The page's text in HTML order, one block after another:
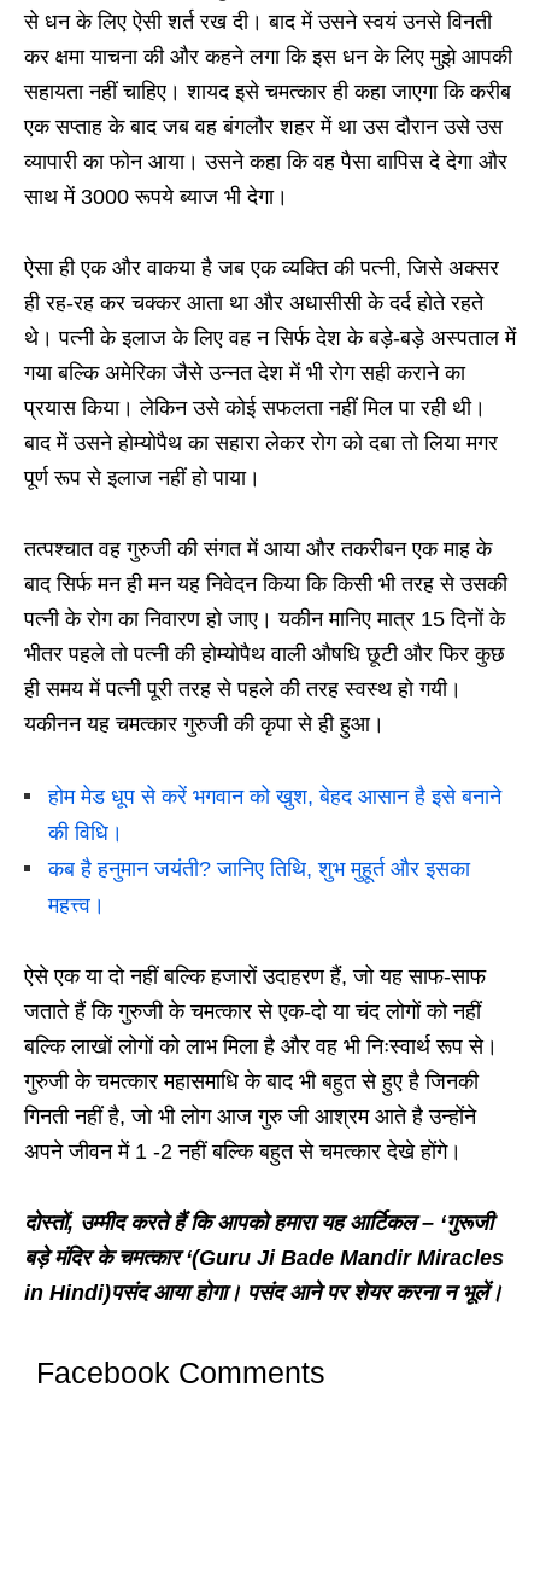
से धन के लिए ऐसी शर्त रख दी। बाद में उसने स्वयं उनसे विनती
कर क्षमा याचना की और कहने लगा कि इस धन के लिए मुझे आपकी
सहायता नहीं चाहिए। शायद इसे चमत्कार ही कहा जाएगा कि करीब
एक सप्ताह के बाद जब वह बंगलौर शहर में था उस दौरान उसे उस
व्यापारी का फोन आया। उसने कहा कि वह पैसा वापिस दे देगा और
साथ में 3000 रूपये ब्याज भी देगा।
ऐसा ही एक और वाकया है जब एक व्यक्ति की पत्नी, जिसे अक्सर
ही रह-रह कर चक्कर आता था और अधासीसी के दर्द होते रहते
थे। पत्नी के इलाज के लिए वह न सिर्फ देश के बड़े-बड़े अस्पताल में
गया बल्कि अमेरिका जैसे उन्नत देश में भी रोग सही कराने का
प्रयास किया। लेकिन उसे कोई सफलता नहीं मिल पा रही थी।
बाद में उसने होम्योपैथ का सहारा लेकर रोग को दबा तो लिया मगर
पूर्ण रूप से इलाज नहीं हो पाया।
तत्पश्चात वह गुरुजी की संगत में आया और तकरीबन एक माह के
बाद सिर्फ मन ही मन यह निवेदन किया कि किसी भी तरह से उसकी
पत्नी के रोग का निवारण हो जाए। यकीन मानिए मात्र 15 दिनों के
भीतर पहले तो पत्नी की होम्योपैथ वाली औषधि छूटी और फिर कुछ
ही समय में पत्नी पूरी तरह से पहले की तरह स्वस्थ हो गयी।
यकीनन यह चमत्कार गुरुजी की कृपा से ही हुआ।
होम मेड धूप से करें भगवान को खुश, बेहद आसान है इसे बनाने
की विधि।
कब है हनुमान जयंती? जानिए तिथि, शुभ मुहूर्त और इसका
महत्त्व।
ऐसे एक या दो नहीं बल्कि हजारों उदाहरण हैं, जो यह साफ-साफ
जताते हैं कि गुरुजी के चमत्कार से एक-दो या चंद लोगों को नहीं
बल्कि लाखों लोगों को लाभ मिला है और वह भी निःस्वार्थ रूप से।
गुरुजी के चमत्कार महासमाधि के बाद भी बहुत से हुए है जिनकी
गिनती नहीं है, जो भी लोग आज गुरु जी आश्रम आते है उन्होंने
अपने जीवन में 1 -2 नहीं बल्कि बहुत से चमत्कार देखे होंगे।
दोस्तों, उम्मीद करते हैं कि आपको हमारा यह आर्टिकल – ‘गुरूजी
बड़े मंदिर के चमत्कार ‘(Guru Ji Bade Mandir Miracles
in Hindi)पसंद आया होगा। पसंद आने पर शेयर करना न भूलें।
Facebook Comments